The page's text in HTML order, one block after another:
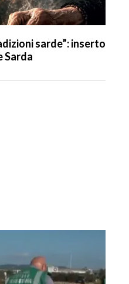
sarde”: inserto
Sarda